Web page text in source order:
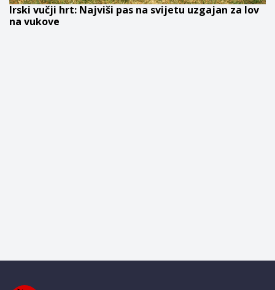
Irski vučji hrt: Najviši pas na svijetu uzgajan za lov
na vukove